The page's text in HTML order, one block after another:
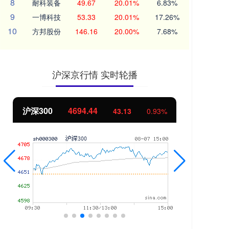
耐科装备 49.67 20.01% 6.83%
9 一博科技 53.33 20.01% 17.26%
10 方邦股份 146.16 20.00% 7.68%
沪深京行情 实时轮播
沪深300 4694.44 43.13 0.93%